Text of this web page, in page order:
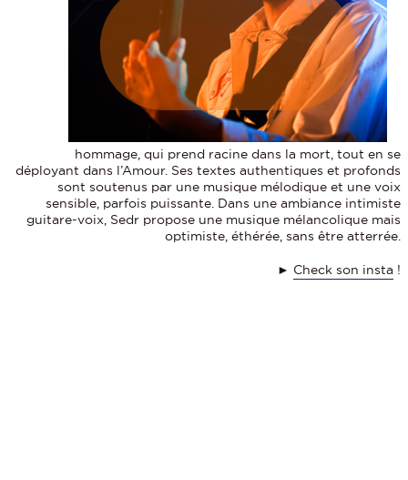
hommage, qui prend racine dans la mort, tout en se
déployant dans l’Amour. Ses textes authentiques et profonds
sont soutenus par une musique mélodique et une voix
sensible, parfois puissante. Dans une ambiance intimiste
guitare-voix, Sedr propose une musique mélancolique mais
optimiste, éthérée, sans être atterrée.
► Check son insta !